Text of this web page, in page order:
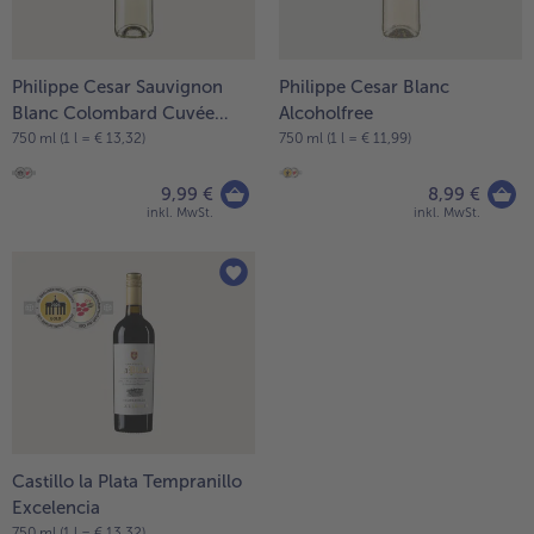
Philippe Cesar Sauvignon
Blanc Colombard Cuvée
Intense
750 ml (1 l = € 13,32)
9,99 €
inkl. MwSt.
Philippe Cesar Blanc
Alcoholfree
750 ml (1 l = € 11,99)
8,99 €
inkl. MwSt.
Castillo la Plata Tempranillo
Excelencia